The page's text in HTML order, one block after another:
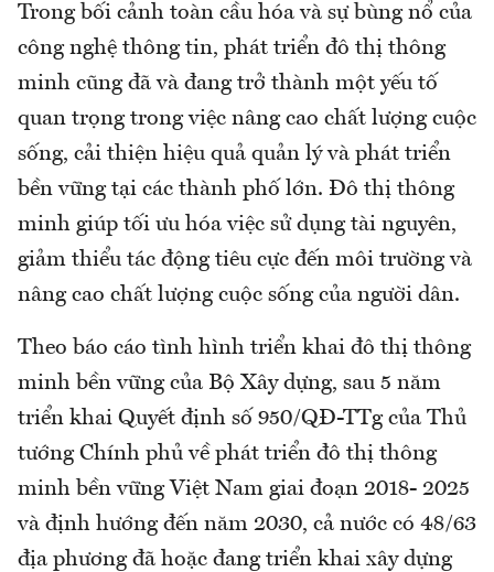
Trong bối cảnh toàn cầu hóa và sự bùng nổ của
công nghệ thông tin, phát triển đô thị thông
minh cũng đã và đang trở thành một yếu tố
quan trọng trong việc nâng cao chất lượng cuộc
sống, cải thiện hiệu quả quản lý và phát triển
bền vững tại các thành phố lớn. Đô thị thông
minh giúp tối ưu hóa việc sử dụng tài nguyên,
giảm thiểu tác động tiêu cực đến môi trường và
nâng cao chất lượng cuộc sống của người dân.
Theo báo cáo tình hình triển khai đô thị thông
minh bền vững của Bộ Xây dựng, sau 5 năm
triển khai Quyết định số 950/QĐ-TTg của Thủ
tướng Chính phủ về phát triển đô thị thông
minh bền vững Việt Nam giai đoạn 2018- 2025
và định hướng đến năm 2030, cả nước có 48/63
địa phương đã hoặc đang triển khai xây dựng